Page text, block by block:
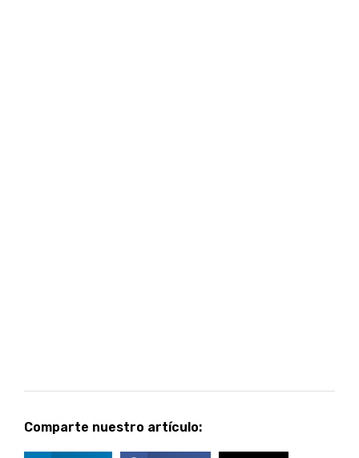
Comparte nuestro artículo: